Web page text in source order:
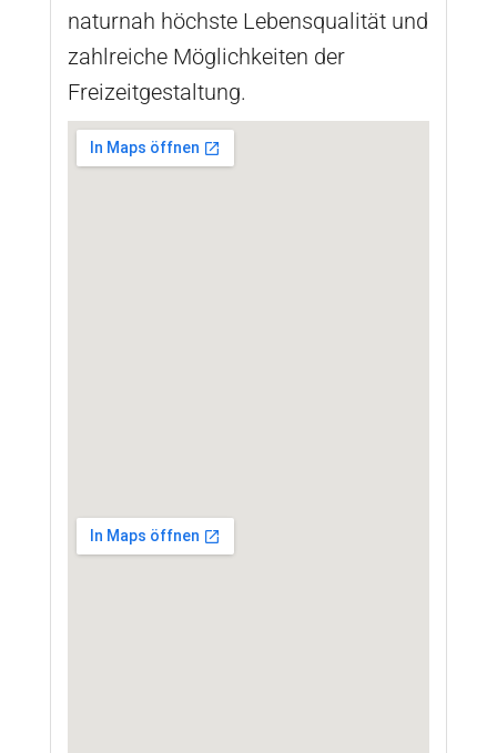
naturnah höchste Lebensqualität und
zahlreiche Möglichkeiten der
Freizeitgestaltung.